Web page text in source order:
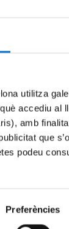
utilitza
accediu
amb
que
podeu
Preferències
28/10/2016
Lliçó inaugural
25/10/2016
Activitat
19/10/2016
El Parc acull